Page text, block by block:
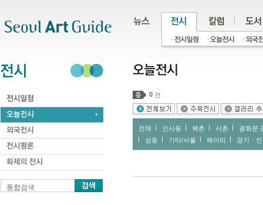
통합검색
0 건
전체 인사동 북촌 서촌
광화문∙
성동
기타/서울 헤이리 경기ㆍ